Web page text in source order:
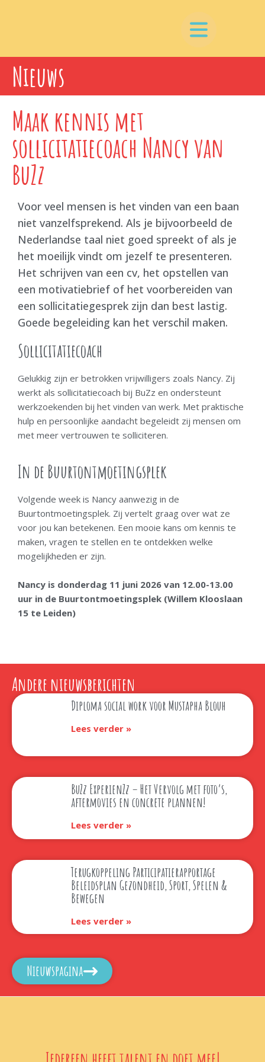
Nieuws
Maak kennis met
sollicitatiecoach Nancy van
BuZz
Voor veel mensen is het vinden van een baan
niet vanzelfsprekend. Als je bijvoorbeeld de
Nederlandse taal niet goed spreekt of als je
het moeilijk vindt om jezelf te presenteren.
Het schrijven van een cv, het opstellen van
een motivatiebrief of het voorbereiden van
een sollicitatiegesprek zijn dan best lastig.
Goede begeleiding kan het verschil maken.
Sollicitatiecoach
Gelukkig zijn er betrokken vrijwilligers zoals Nancy. Zij
werkt als sollicitatiecoach bij BuZz en ondersteunt
werkzoekenden bij het vinden van werk. Met praktische
hulp en persoonlijke aandacht begeleidt zij mensen om
met meer vertrouwen te solliciteren.
In de Buurtontmoetingsplek
Volgende week is Nancy aanwezig in de
Buurtontmoetingsplek. Zij vertelt graag over wat ze
voor jou kan betekenen. Een mooie kans om kennis te
maken, vragen te stellen en te ontdekken welke
mogelijkheden er zijn.
Nancy is donderdag 11 juni 2026 van 12.00-13.00
uur in de Buurtontmoetingsplek (Willem Klooslaan
15 te Leiden)
Andere nieuwsberichten
Diploma social work voor Mustapha Blouh
Lees verder »
BuZz ExperienZz – Het Vervolg met foto’s,
aftermovies en concrete plannen!
Lees verder »
Terugkoppeling Participatierapportage
Beleidsplan Gezondheid, Sport, Spelen &
Bewegen
Lees verder »
Nieuwspagina